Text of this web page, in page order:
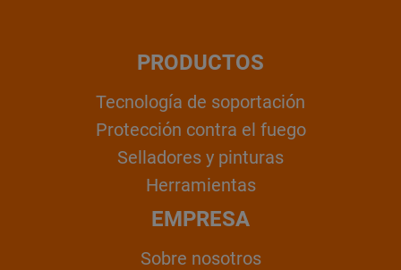
PRODUCTOS
Tecnología de soportación
Protección contra el fuego
Selladores y pinturas
Herramientas
EMPRESA
Sobre nosotros